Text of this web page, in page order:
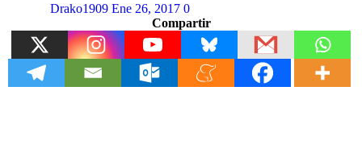
Drako1909 Ene 26, 2017 0
Compartir